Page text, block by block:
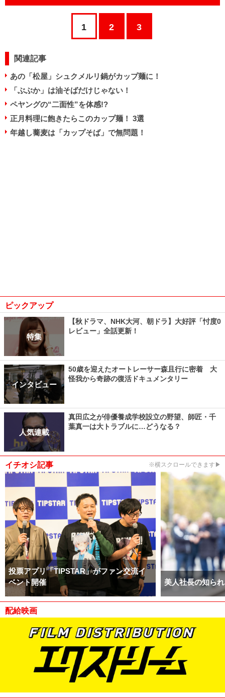
1 2 3
関連記事
あの「松屋」シュクメルリ鍋がカップ麺に！
「ぶぶか」は油そばだけじゃない！
ペヤングの“二面性”を体感!?
正月料理に飽きたらこのカップ麺！ 3選
年越し蕎麦は「カップそば」で無問題！
ピックアップ
特集
【秋ドラマ、NHK大河、朝ドラ】大好評「忖度0
レビュー」全話更新！
インタビュー
50歳を迎えたオートレーサー森且行に密着 大
怪我から奇跡の復活ドキュメンタリー
人気連載
真田広之が俳優養成学校設立の野望、師匠・千
葉真一は大トラブルに…どうなる？
イチオシ記事 ※横スクロールできます▶
投票アプリ「TIPSTAR」がファン交流イ
ベント開催
美人社長の知ら
配給映画